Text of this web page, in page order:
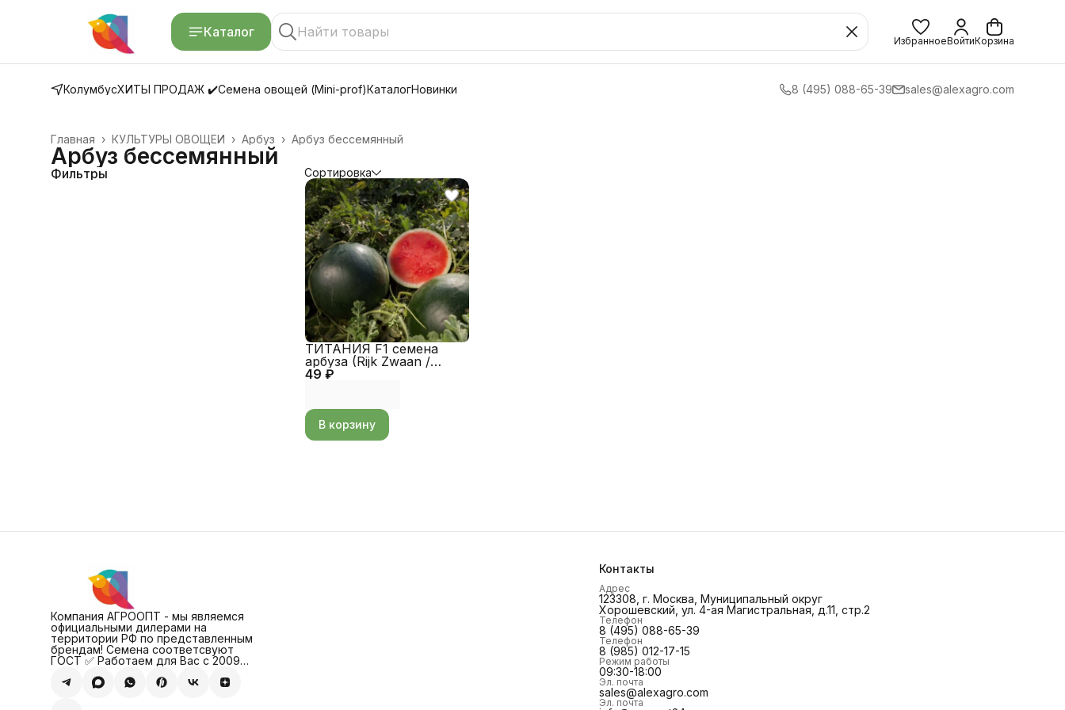
Каталог
ИзбранноеВойтиКорзина
КолумбусХИТЫ ПРОДАЖ ✔️Семена овощей (Mini-prof)КаталогНовинки 8 (495) 088-65-39 sales@alexagro.com
Арбуз бессемянный
Арбуз ›
КУЛЬТУРЫ ОВОЩЕЙ ›
Главная ›
Арбуз бессемянный
Фильтры Сортировка
49 ₽
ТИТАНИЯ F1 семена
арбуза (Rijk Zwaan /
ALEXAGRO)
В корзину
Компания АГРООПТ - мы являемся
официальными дилерами на
территории РФ по представленным
брендам! Семена соответсвуют
ГОСТ ✅ Работаем для Вас с 2009
Контакты
Адрес
123308, г. Москва, Муниципальный округ
Хорошевский, ул. 4-ая Магистральная, д.11, стр.2
Телефон
8 (495) 088-65-39
Телефон
8 (985) 012-17-15
Режим работы
09:30-18:00
Эл. почта
sales@alexagro.com
Эл. почта